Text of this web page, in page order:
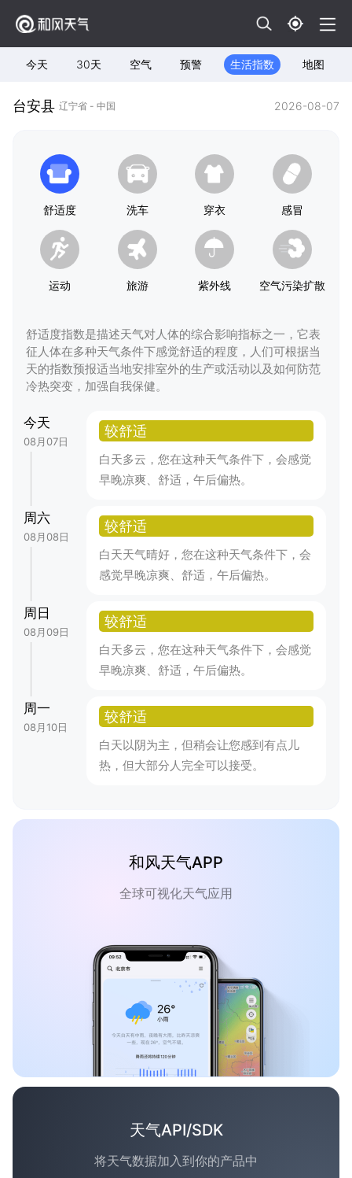
今天 30天 空气 预警 生活指数 地图
台安县 辽宁省 - 中国 2026-08-07
舒适度 洗车 穿衣 感冒
运动 旅游 紫外线 空气污染扩散
舒适度指数是描述天气对人体的综合影响指标之一，它表
征人体在多种天气条件下感觉舒适的程度，人们可根据当
天的指数预报适当地安排室外的生产或活动以及如何防范
冷热突变，加强自我保健。
今天
08月07日
较舒适
白天多云，您在这种天气条件下，会感觉
早晚凉爽、舒适，午后偏热。
周六
08月08日
较舒适
白天天气晴好，您在这种天气条件下，会
感觉早晚凉爽、舒适，午后偏热。
周日
08月09日
较舒适
白天多云，您在这种天气条件下，会感觉
早晚凉爽、舒适，午后偏热。
周一
08月10日
较舒适
白天以阴为主，但稍会让您感到有点儿
热，但大部分人完全可以接受。
和风天气APP
全球可视化天气应用
天气API/SDK
将天气数据加入到你的产品中